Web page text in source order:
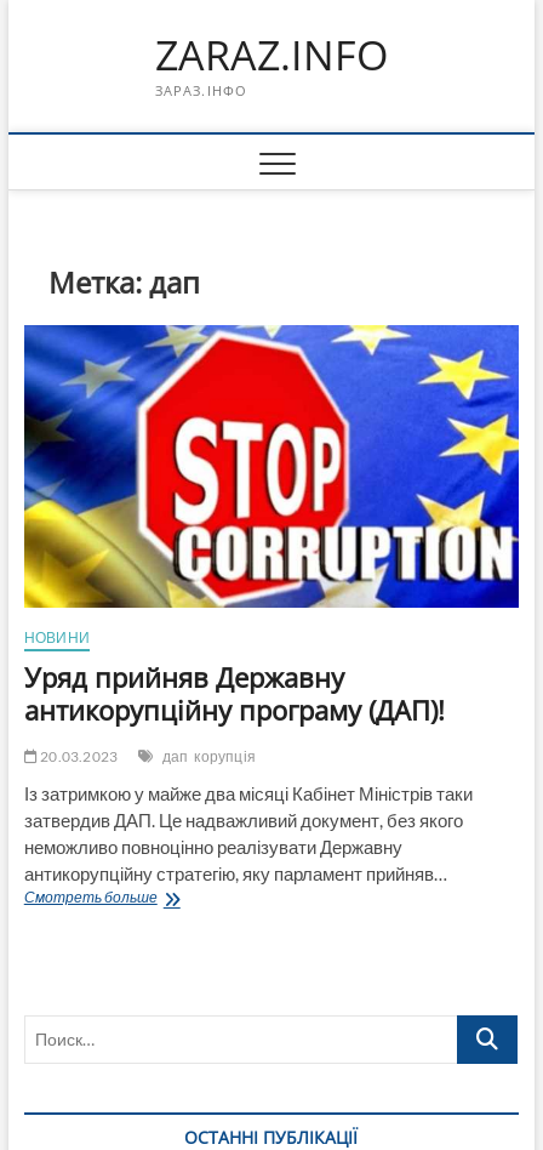
ZARAZ.INFO
ЗАРАЗ.ІНФО
Метка:дап
НОВИНИ
Уряд прийняв Державну
антикорупційну програму (ДАП)!
20.03.2023 дап корупція
Із затримкою у майже два місяці Кабінет Міністрів таки
затвердив ДАП. Це надважливий документ, без якого
неможливо повноцінно реалізувати Державну
антикорупційну стратегію, яку парламент прийняв…
Смотреть большеУряд
Поиск…
ОСТАННІ ПУБЛІКАЦІЇ